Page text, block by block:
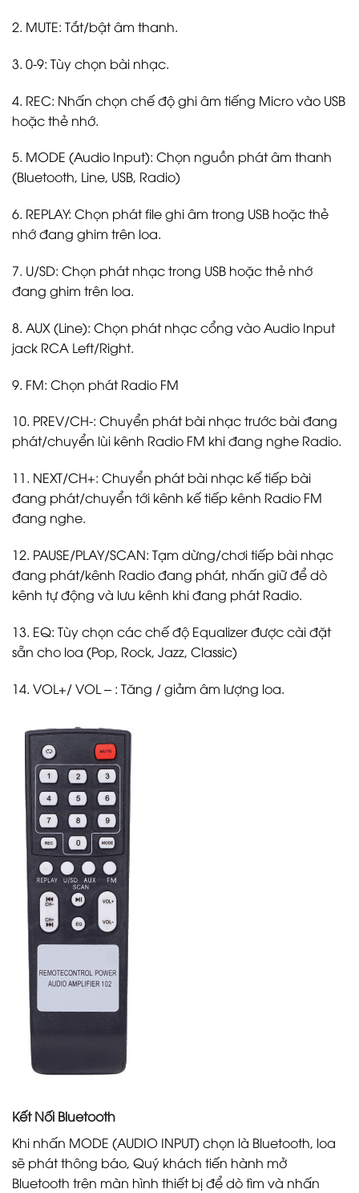
2. MUTE: Tắt/bật âm thanh.
3. 0-9: Tùy chọn bài nhạc.
4. REC: Nhấn chọn chế độ ghi âm tiếng Micro vào USB
hoặc thẻ nhớ.
5. MODE (Audio Input): Chọn nguồn phát âm thanh
(Bluetooth, Line, USB, Radio)
6. REPLAY: Chọn phát file ghi âm trong USB hoặc thẻ
nhớ đang ghim trên loa.
7. U/SD: Chọn phát nhạc trong USB hoặc thẻ nhớ
đang ghim trên loa.
8. AUX (Line): Chọn phát nhạc cổng vào Audio Input
jack RCA Left/Right.
9. FM: Chọn phát Radio FM
10. PREV/CH-: Chuyển phát bài nhạc trước bài đang
phát/chuyển lùi kênh Radio FM khi đang nghe Radio.
11. NEXT/CH+: Chuyển phát bài nhạc kế tiếp bài
đang phát/chuyển tới kênh kế tiếp kênh Radio FM
đang nghe.
12. PAUSE/PLAY/SCAN: Tạm dừng/chơi tiếp bài nhạc
đang phát/kênh Radio đang phát, nhấn giữ để dò
kênh tự động và lưu kênh khi đang phát Radio.
13. EQ: Tùy chọn các chế độ Equalizer được cài đặt
sẵn cho loa (Pop, Rock, Jazz, Classic)
14. VOL+/ VOL – : Tăng / giảm âm lượng loa.
Kết Nối Bluetooth
Khi nhấn MODE (AUDIO INPUT) chọn là Bluetooth, loa
sẽ phát thông báo, Quý khách tiến hành mở
Bluetooth trên màn hình thiết bị để dò tìm và nhấn